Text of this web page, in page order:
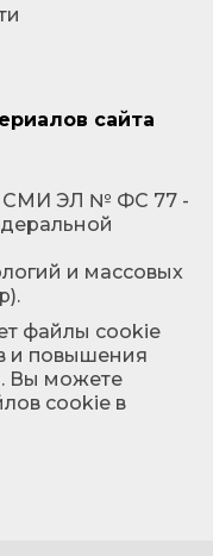
сайта
СМИ ЭЛ № ФС 77 -
и массовых
файлы cookie
и повышения
Вы можете
cookie в